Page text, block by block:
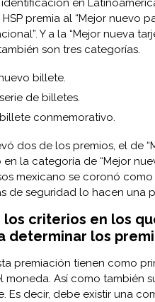
en
premia al “Mejor nuevo
Y a la “Mejor nueva
son tres categorías.
billete.
de billetes.
conmemorativo.
dos de los premios, el de
en la categoría de “Mejor
mexicano se coronó
de seguridad lo hacen una
los criterios en los
determinar los
premiación tienen como
Así como también
Es decir, debe existir una